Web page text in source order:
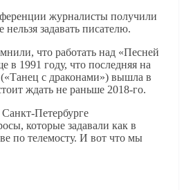
журналисты получили
задавать писателю.
что работать над «Песней
в 1991 году, что последняя на
с драконами») вышла в
ждать не раньше 2018-го.
которые задавали как в
по телемосту. И вот что мы